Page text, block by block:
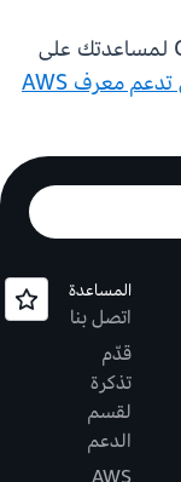
يتوفر تسجيل الدخول بحساب Google لمساعدتك على
التطبيقات التي تدعم معرف AWS
المساعدة
اتصل بنا
قدّم
تذكرة
لقسم
الدعم